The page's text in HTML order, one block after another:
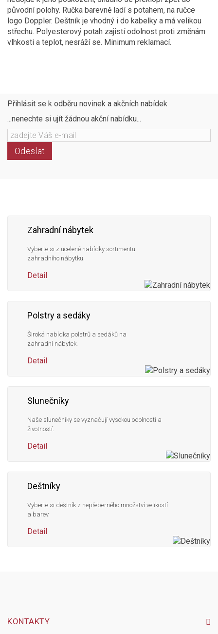
původní polohy. Ručka barevně ladí s potahem, na ručce
logo Doppler. Deštník je vhodný i do kabelky a má velikou
střechu. Polyesterový potah zajistí odolnost proti změnám
vlhkosti a teplot, nesráží se. Minimum reklamací.
Přihlásit se k odběru novinek a akčních nabídek
...nenechte si ujít žádnou akční nabídku...
Odeslat
Zahradní nábytek
Vyberte si z ucelené nabídky sortimentu
zahradního nábytku.
Detail
Polstry a sedáky
Široká nabídka polstrů a sedáků na
zahradní nábytek.
Detail
Slunečníky
Naše slunečníky se vyznačují vysokou odolností a
životností.
Detail
Deštníky
Vyberte si deštník z nepřeberného množství velikostí
a barev.
Detail
KONTAKTY